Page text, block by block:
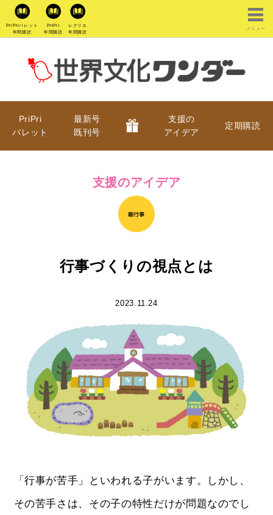
PriPriパレット
年間購読
PriPri
年間購読
レクリエ
年間購読
メニュー
PriPri
パレット
最新号
既刊号
支援の
アイデア
定期購読
支援のアイデア
行事づくりの視点とは
2023.11.24
「行事が苦手」といわれる子がいます。しかし、
その苦手さは、その子の特性だけが問題なのでし